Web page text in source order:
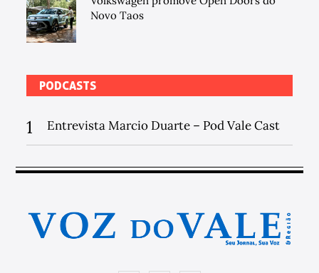
Novo Taos
PODCASTS
1 Entrevista Marcio Duarte – Pod Vale Cast